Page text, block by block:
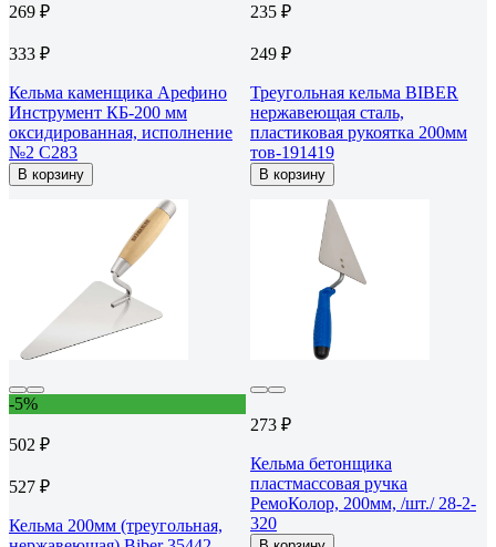
269 ₽
333 ₽
Кельма каменщика Арефино
Инструмент КБ-200 мм
оксидированная, исполнение
№2 С283
В корзину
235 ₽
249 ₽
Треугольная кельма BIBER
нержавеющая сталь,
пластиковая рукоятка 200мм
тов-191419
В корзину
-5%
502 ₽
527 ₽
Кельма 200мм (треугольная,
273 ₽
Кельма бетонщика
пластмассовая ручка
РемоКолор, 200мм, /шт./ 28-2-
320